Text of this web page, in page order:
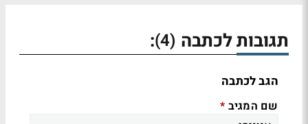
תגובות לכתבה (4)
:
הגב לכתבה
שם המגיב *